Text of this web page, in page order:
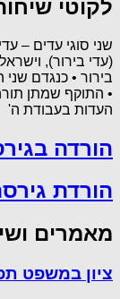
לקוטי
שני סוגי עדים –
(עדי בירור),
בירור • כנגדם
• התוקף שמתן
העדות בעבודת ה'
הורדה
הורדת
מאמרים
ציון במשפט